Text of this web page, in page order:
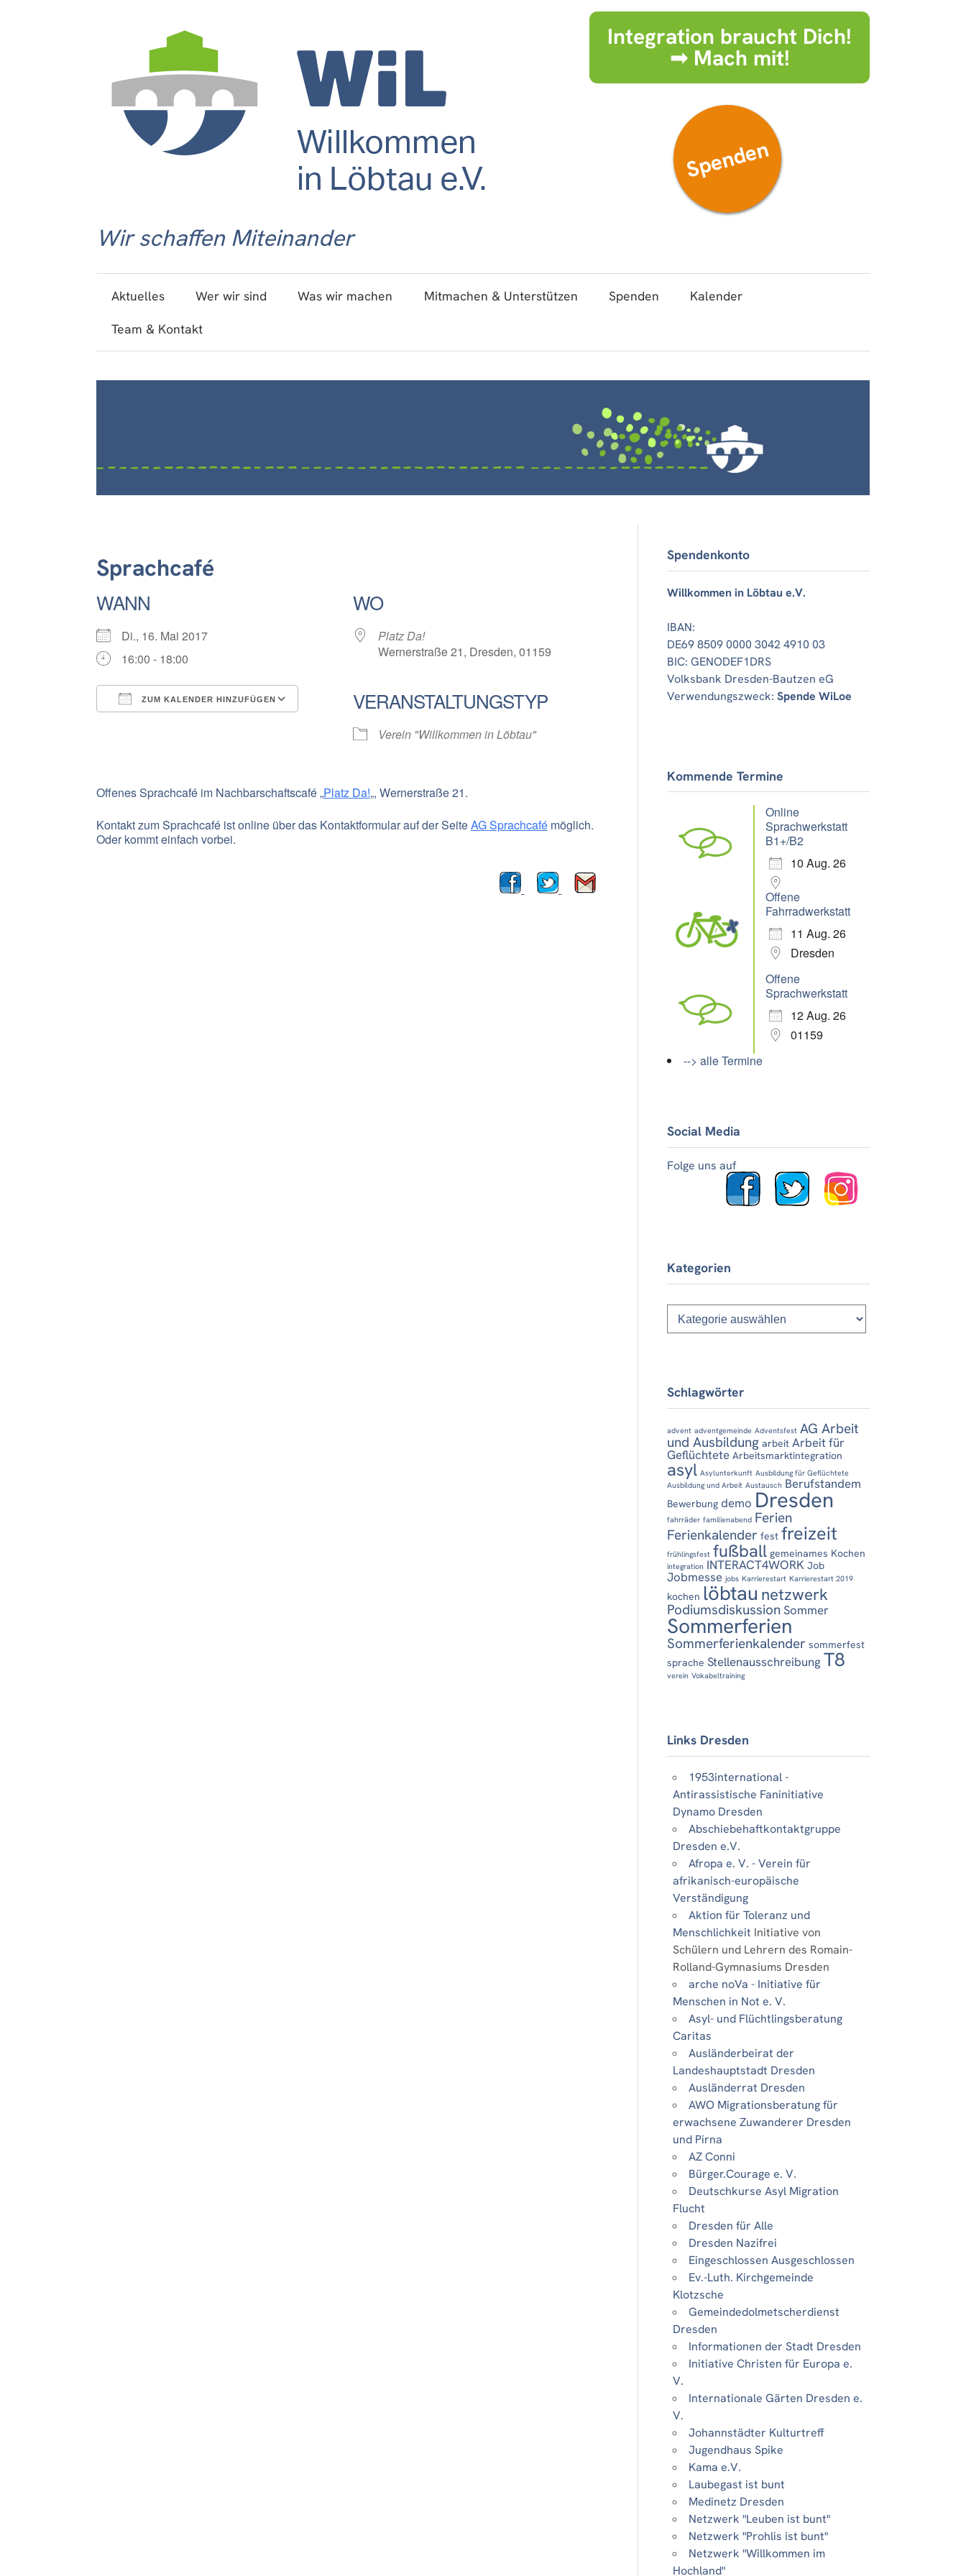
Wir schaffen Miteinander
Integration braucht Dich!
➟ Mach mit!
Spenden
Aktuelles Wer wir sind Was wir machen Mitmachen & Unterstützen Spenden
Kalender
Team & Kontakt
Sprachcafé
WANN
Di., 16. Mai 2017
16:00 - 18:00
ZUM KALENDER HINZUFÜGEN
Google Kalender
WO
Platz Da!
Wernerstraße 21, Dresden, 01159
VERANSTALTUNGSTYP
Verein "Willkommen in Löbtau"
Offenes Sprachcafé im Nachbarschaftscafé „Platz Da!„, Wernerstraße 21.
Kontakt zum Sprachcafé ist online über das Kontaktformular auf der SeiteAG Sprachcafémöglich.
Oder kommt einfach vorbei.
Spendenkonto
Willkommen in Löbtau e.V.
IBAN:
DE69 8509 0000 3042 4910 03
BIC: GENODEF1DRS
Volksbank Dresden-Bautzen eG
Verwendungszweck:Spende WiLoe
Kommende Termine
Online
Sprachwerkstatt
B1+/B2
10 Aug. 26
Offene
Fahrradwerkstatt
11 Aug. 26
Dresden
Offene
Sprachwerkstatt
12 Aug. 26
01159
--> alle Termine
Social Media
Folge uns auf
Kategorien
Kategorien
Schlagwörter
advent adventgemeinde Adventsfest AG Arbeit
und Ausbildung arbeit Arbeit für
Geflüchtete Arbeitsmarktintegration
asyl Asylunterkunft Ausbildung für Geflüchtete
Ausbildung und Arbeit Austausch Berufstandem
Bewerbung demo Dresden
fahrräder familienabend Ferien
Ferienkalender fest freizeit
frühlingsfest fußball gemeinames Kochen
integration INTERACT4WORK Job
Jobmesse jobs Karrierestart Karrierestart 2019
kochen löbtau netzwerk
PodiumsdiskussionSommer
Sommerferien
Sommerferienkalender sommerfest
sprache Stellenausschreibung T8
verein Vokabeltraining
Links Dresden
1953international -
Antirassistische Faninitiative
Dynamo Dresden
Abschiebehaftkontaktgruppe
Dresden e.V.
Afropa e. V. - Verein für
afrikanisch-europäische
Verständigung
Aktion für Toleranz und
Menschlichkeit Initiative von
Schülern und Lehrern des Romain-
Rolland-Gymnasiums Dresden
arche noVa - Initiative für
Menschen in Not e. V.
Asyl- und Flüchtlingsberatung
Caritas
Ausländerbeirat der
Landeshauptstadt Dresden
Ausländerrat Dresden
AWO Migrationsberatung für
erwachsene Zuwanderer Dresden
und Pirna
AZ Conni
Bürger.Courage e. V.
Deutschkurse Asyl Migration
Flucht
Dresden für Alle
Dresden Nazifrei
Eingeschlossen Ausgeschlossen
Ev.-Luth. Kirchgemeinde
Klotzsche
Gemeindedolmetscherdienst
Dresden
Informationen der Stadt Dresden
Initiative Christen für Europa e.
V.
Internationale Gärten Dresden e.
V.
Johannstädter Kulturtreff
Jugendhaus Spike
Kama e.V.
Laubegast ist bunt
Medinetz Dresden
Netzwerk "Leuben ist bunt"
Netzwerk "Prohlis ist bunt"
Netzwerk "Willkommen im
Hochland"